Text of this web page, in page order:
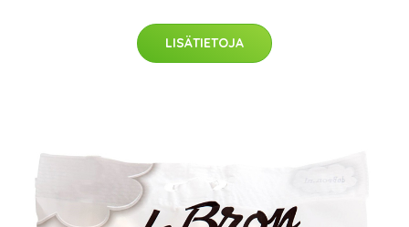
LISÄTIETOJA